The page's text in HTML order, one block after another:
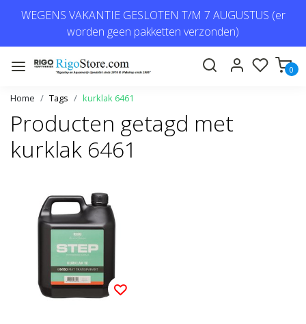
WEGENS VAKANTIE GESLOTEN T/M 7 AUGUSTUS (er
worden geen pakketten verzonden)
0
Home Tags kurklak 6461
Producten getagd met
kurklak 6461